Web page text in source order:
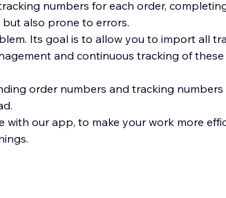
numbers for each order,
also prone to errors.
Its goal is to allow you to import all
and continuous tracking of
order numbers and tracking numbers
with our app, to make your work more